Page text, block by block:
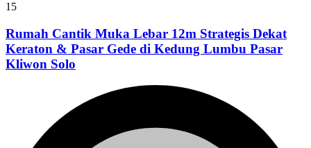
15
Rumah Cantik Muka Lebar 12m Strategis Dekat
Keraton & Pasar Gede di Kedung Lumbu Pasar
Kliwon Solo